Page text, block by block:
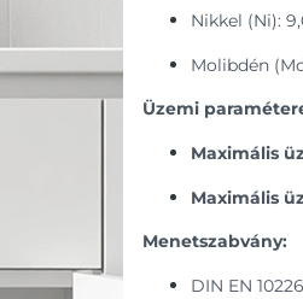
Nikkel (Ni):
Molibdén
Üzemi
Maximális
Maximális
Menetszabvány:
DIN EN